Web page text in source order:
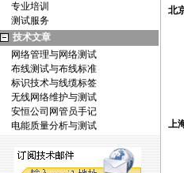
专业培训
测试服务
技术文章
网络管理与网络测试
布线测试与布线标准
标识技术与线缆标签
无线网络维护与测试
安恒公司网管员手记
电能质量分析与测试
北
上